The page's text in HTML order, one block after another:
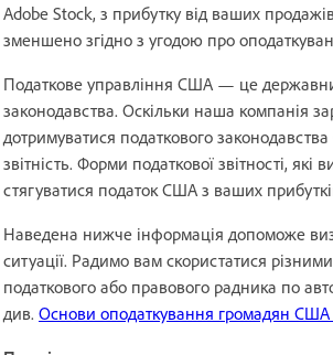
Adobe Stock, з прибутку від ваших
зменшено згідно з угодою про
Податкове управління США — це
законодавства. Оскільки наша компанія
дотримуватися податкового
звітність. Форми податкової звітності,
стягуватися податок США з ваших
Наведена нижче інформація допоможе
ситуації. Радимо вам скористатися
податкового або правового радника по
див. Основи оподаткування громадян США